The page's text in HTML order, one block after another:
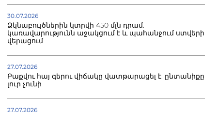
30.07.2026
Ձկնաբույծներին կտրվի 450 մլն դրամ.
կառավարությունն աջակցում է և պահանջում ստվերի
վերացում
27.07.2026
Բաքվու հայ գերու վիճակը վատթարացել է. ընտանիքը
լուր չունի
27.07.2026